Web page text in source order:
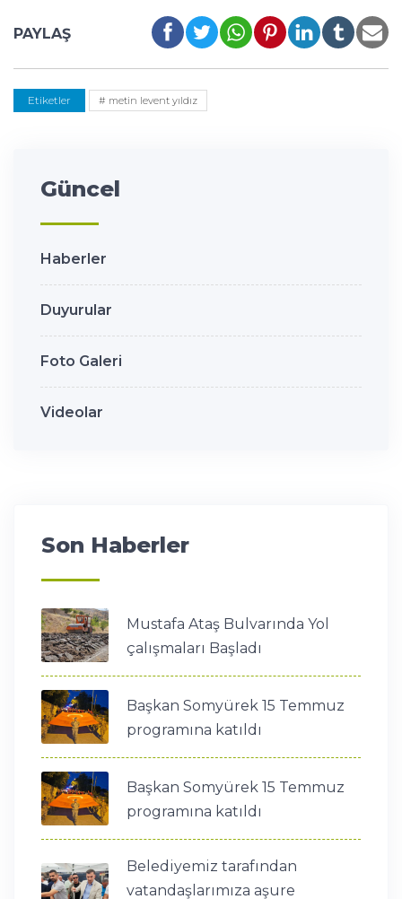
PAYLAŞ
Etiketler # metin levent yıldız
Güncel
Haberler
Duyurular
Foto Galeri
Videolar
Son Haberler
Mustafa Ataş Bulvarında Yol
çalışmaları Başladı
Başkan Somyürek 15 Temmuz
programına katıldı
Başkan Somyürek 15 Temmuz
programına katıldı
Belediyemiz tarafından
vatandaşlarımıza aşure